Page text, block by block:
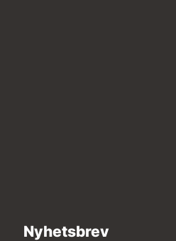
Nyhetsbrev